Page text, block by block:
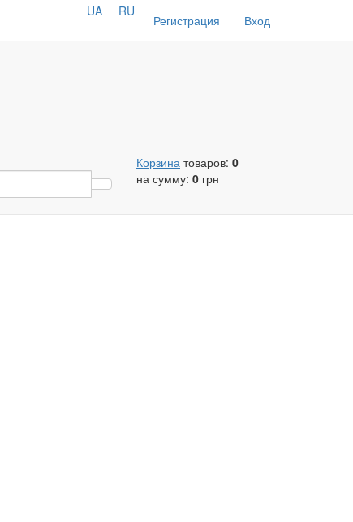
Регистрация Вход
UA RU
Корзина товаров: 0
на сумму: 0 грн